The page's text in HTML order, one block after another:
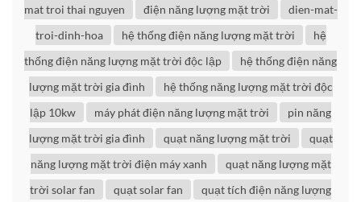
mat troi thai nguyen
điện năng lượng mặt trời
dien-mat-
troi-dinh-hoa
hệ thống điện năng lượng mặt trời
hệ
thống điện năng lượng mặt trời độc lập
hệ thống điện năng
lượng mặt trời gia đình
hệ thống năng lượng mặt trời độc
lập 10kw
máy phát điện năng lượng mặt trời
pin năng
lượng mặt trời gia đình
quạt năng lượng mặt trời
quạt
năng lượng mặt trời điện máy xanh
quạt năng lượng mặt
trời solar fan
quạt solar fan
quạt tích điện năng lượng